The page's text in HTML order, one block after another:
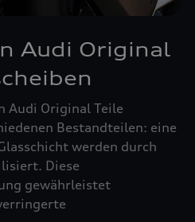
Audi Original
Audi Original Teile
Bestandteilen: eine
werden durch
Diese
gewährleistet